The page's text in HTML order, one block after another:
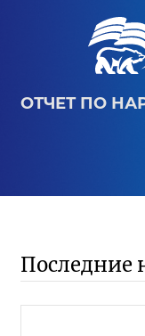
ОТЧЕТ ПО
Последние